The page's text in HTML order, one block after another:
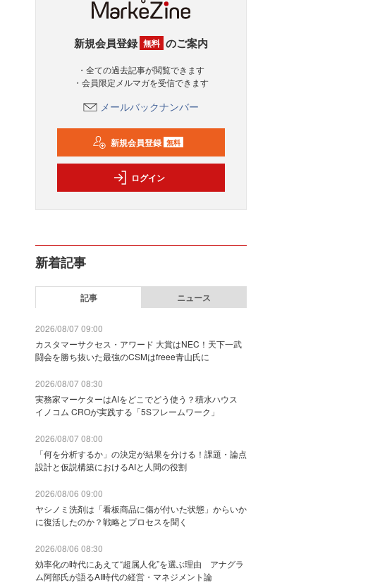
新規会員登録 無料 のご案内
・全ての過去記事が閲覧できます
・会員限定メルマガを受信できます
メールバックナンバー
新規会員登録 無料
ログイン
新着記事
記事 ニュース
2026/08/07 09:00
カスタマーサクセス・アワード 大賞はNEC！天下一武
闘会を勝ち抜いた最強のCSMはfreee青山氏に
2026/08/07 08:30
実務家マーケターはAIをどこでどう使う？積水ハウス
イノコム CROが実践する「5Sフレームワーク」
2026/08/07 08:00
「何を分析するか」の決定が結果を分ける！課題・論点
設計と仮説構築におけるAIと人間の役割
2026/08/06 09:00
ヤシノミ洗剤は「看板商品に傷が付いた状態」からいか
に復活したのか？戦略とプロセスを聞く
2026/08/06 08:30
効率化の時代にあえて“超属人化”を選ぶ理由 アナグラ
ム阿部氏が語るAI時代の経営・マネジメント論